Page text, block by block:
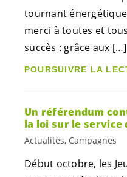
tournant
merci à toutes et
succès : grâce aux […]
POURSUIVRE LA
Un référendum
la loi sur le service
Actualités, Campagnes
Début octobre, les